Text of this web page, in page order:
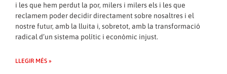
i les que hem perdut la por, milers i milers els i les que
reclamem poder decidir directament sobre nosaltres i el
nostre futur, amb la lluita i, sobretot, amb la transformació
radical d’un sistema polític i econòmic injust.
LLEGIR MÉS »